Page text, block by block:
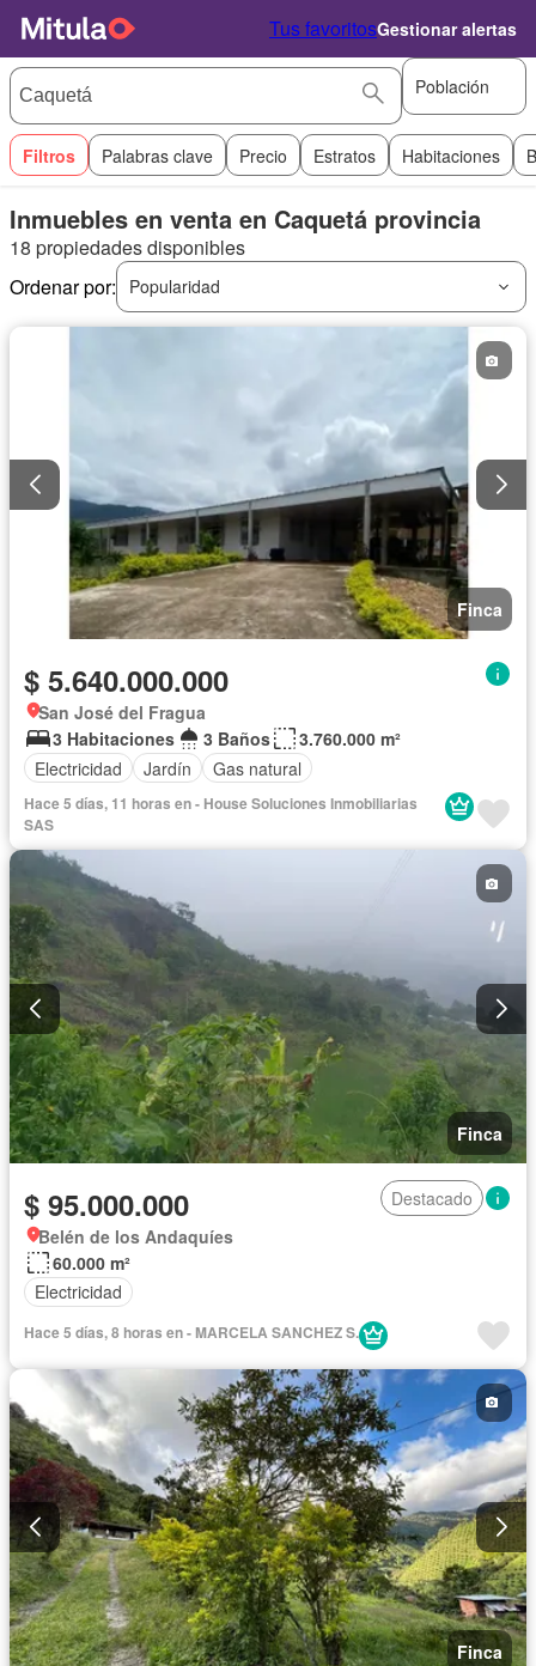
Tus favoritosGestionar alertas
Población
Filtros Palabras clave Precio Estratos Habitaciones
Inmuebles en venta en Caquetá provincia
18 propiedades disponibles
Ordenar por:
Popularidad
Finca
$ 5.640.000.000
San José del Fragua
3 Habitaciones
3 Baños
3.760.000 m²
Electricidad
Jardín Gas natural
Hace 5 días, 11 horas en - House Soluciones Inmobiliarias
SAS
Finca
$ 95.000.000
Destacado
Belén de los Andaquíes
60.000 m²
Electricidad
Hace 5 días, 8 horas en - MARCELA SANCHEZ S.
Finca